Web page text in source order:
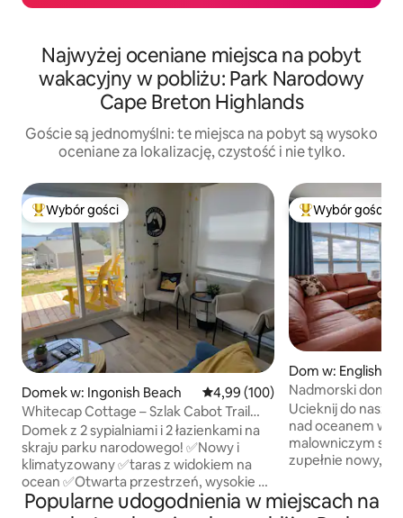
Najwyżej oceniane miejsca na pobyt
wakacyjny w pobliżu: Park Narodowy
Cape Breton Highlands
Goście są jednomyślni: te miejsca na pobyt są wysoko
oceniane za lokalizację, czystość i nie tylko.
Najpopularniejsze z kategorii Wybór gości
Wybór gości
Domek w: Ingonish Beach Średnia ocena: 4,99 na 5, liczba
4,99 (100)
Whitecap Cottage – Szlak Cabot Trail
przy plaży
Domek z 2 sypialniami i 2 łazienkami na
skraju parku narodowego! ✅Nowy i
klimatyzowany ✅taras z widokiem na
ocean ✅Otwarta przestrzeń, wysokie na
9 stóp sufity, szerokie drzwi tarasowe
Wybór gości
Dom w:
Nadmorski
Ucieknij do
nad oceanem w
malowniczym
zupełnie nowy,
wystrój i otwartą
Miejsce dla 6
Popularne udogodnienia w miejscach na